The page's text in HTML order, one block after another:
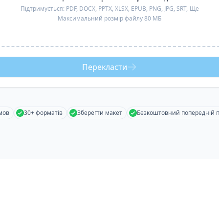
Підтримується: PDF, DOCX, PPTX, XLSX, EPUB, PNG, JPG, SRT, Ще
Максимальний розмір файлу 80 МБ
Перекласти
30+ форматів Зберегти макет Безкоштовний попередній